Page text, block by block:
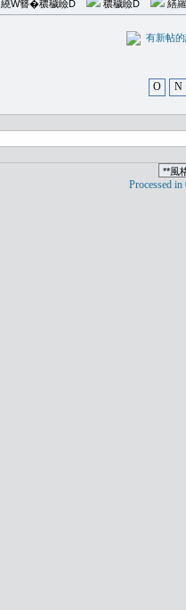
繞W簪�穠穢瞼D 穠穢瞼D 繕
有新
O N
Processed